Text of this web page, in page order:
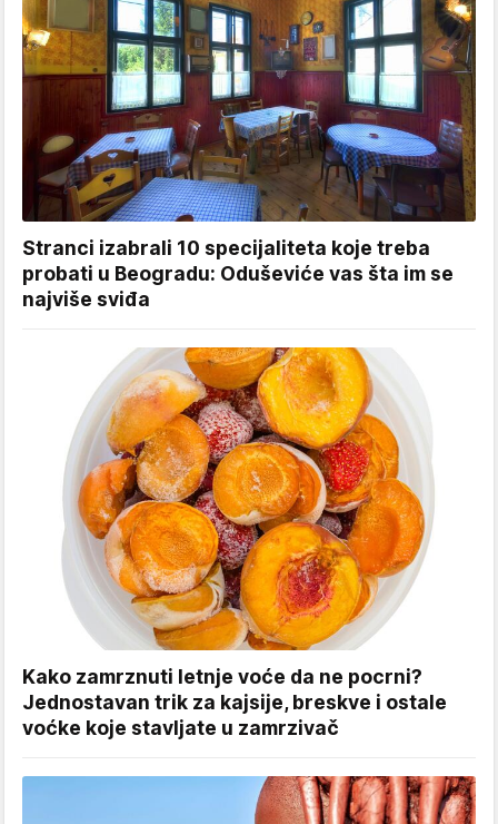
Stranci izabrali 10 specijaliteta koje treba
probati u Beogradu: Oduševiće vas šta im se
najviše sviđa
Kako zamrznuti letnje voće da ne pocrni?
Jednostavan trik za kajsije, breskve i ostale
voćke koje stavljate u zamrzivač